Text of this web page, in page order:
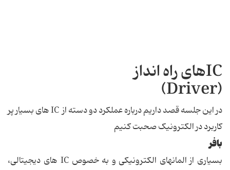
ICهای راه انداز
(Driver)
در این جلسه قصد داریم درباره عملکرد دو دسته از IC های بسیار پر
کاربرد در الکترونیک صحبت کنیم
بافر
بسیاری از المانهای الکترونیکی و به خصوص IC های دیجیتالی،